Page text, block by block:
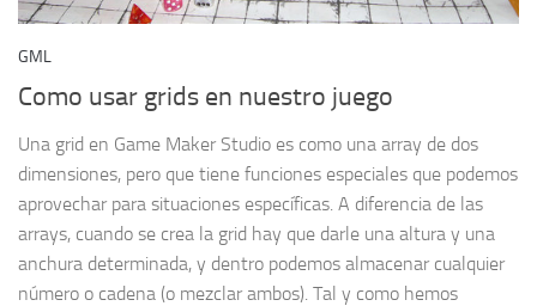
GML
Como usar grids en nuestro juego
Una grid en Game Maker Studio es como una array de dos
dimensiones, pero que tiene funciones especiales que podemos
aprovechar para situaciones específicas. A diferencia de las
arrays, cuando se crea la grid hay que darle una altura y una
anchura determinada, y dentro podemos almacenar cualquier
número o cadena (o mezclar ambos). Tal y como hemos